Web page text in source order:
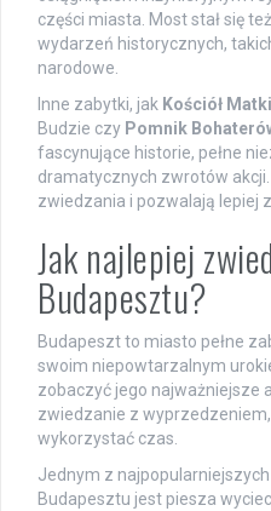
części miasta. Most stał się
wydarzeń historycznych,
narodowe.
Inne zabytki, jak Kościół
Budzie czy Pomnik
fascynujące historie, pełne
dramatycznych zwrotów akcji.
zwiedzania i pozwalają lepiej
Jak najlepiej
Budapesztu?
Budapeszt to miasto pełne
swoim niepowtarzalnym
zobaczyć jego najważniejsze
zwiedzanie z
wykorzystać czas.
Jednym z
Budapesztu jest piesza